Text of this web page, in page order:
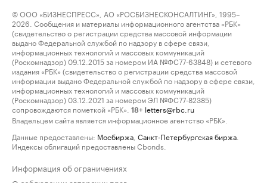
© ООО «БИЗНЕСПРЕСС», АО «РОСБИЗНЕСКОНСАЛТИНГ», 1995–
2026. Сообщения и материалы информационного агентства «РБК»
(свидетельство о регистрации средства массовой информации
выдано Федеральной службой по надзору в сфере связи,
информационных технологий и массовых коммуникаций
(Роскомнадзор) 09.12.2015 за номером ИА №ФС77-63848) и сетевого
издания «РБК» (свидетельство о регистрации средства массовой
информации выдано Федеральной службой по надзору в сфере связи,
информационных технологий и массовых коммуникаций
(Роскомнадзор) 03.12.2021 за номером ЭЛ №ФС77-82385)
сопровождаются пометкой «РБК».
18+ letters@rbc.ru
Владельцем сайта является информационное агентство «РБК».
Данные предоставлены: Мосбиржа Санкт-Петербургская биржа
Индексы облигаций предоставлены Cbonds.
Информация об ограничениях